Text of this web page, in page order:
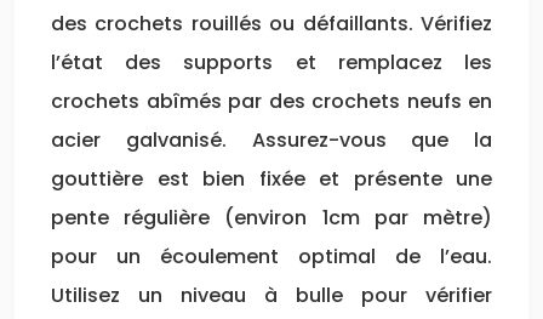
des crochets rouillés ou défaillants. Vérifiez
l’état des supports et remplacez les
crochets abîmés par des crochets neufs en
acier galvanisé. Assurez-vous que la
gouttière est bien fixée et présente une
pente régulière (environ 1cm par mètre)
pour un écoulement optimal de l’eau.
Utilisez un niveau à bulle pour vérifier